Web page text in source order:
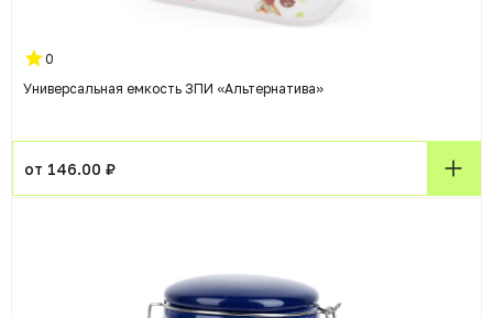
0
Универсальная емкость ЗПИ «Альтернатива»
от 146.00 ₽